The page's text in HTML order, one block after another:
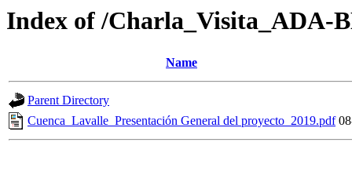
Index of /Charla_Visita_ADA-
Name
Parent Directory
Cuenca_Lavalle_Presentación General del proyecto_2019.pdf